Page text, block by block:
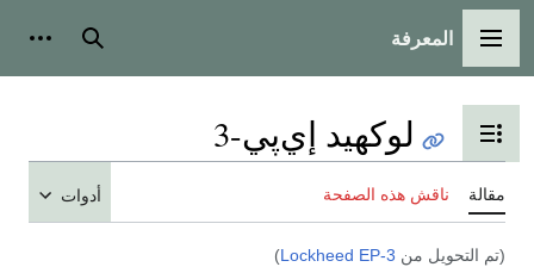
القائمة الرئيسية
المعرفة بحث
تبديل عرض جدول المحتويات
لوكهيد إي‌پي-3
مقالة ناقش هذه الصفحة أدوات
(تم التحويل من Lockheed EP-3
)